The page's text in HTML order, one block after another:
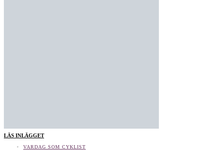
LÄS INLÄGGET
VARDAG SOM CYKLIST